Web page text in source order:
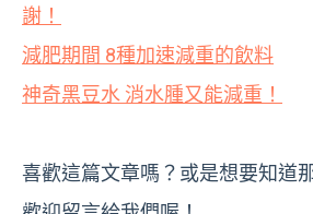
謝！
減肥期間 8種加速減重的飲料
神奇黑豆水 消水腫又能減重！
喜歡這篇文章嗎？或是想要知道